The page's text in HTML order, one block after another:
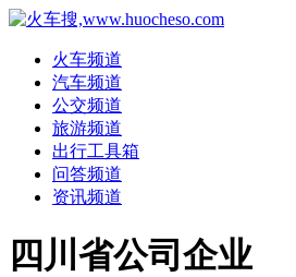
火车频道
汽车频道
公交频道
旅游频道
出行工具箱
问答频道
资讯频道
四川省公司企业